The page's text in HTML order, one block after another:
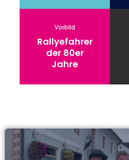
Vorbild
Rallyefahrer
der 80er
Jahre